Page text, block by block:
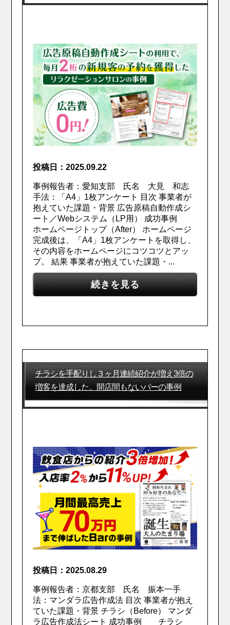
投稿日：2025.09.22
事例報告者：愛知支部 氏名 大見 和志
手法：「A4」1枚アンケート 目次 事業者が
抱えていた課題・背景 広告原稿自動作成シ
ート／Webシステム（LP用） 成功事例
ホームページトップ（After） ホームページ
完成後は、「A4」1枚アンケートを取得し、
その内容をホームページにコツコツとアッ
プ。 結果 事業者が抱えていた課題・...
続きを見る
チラシを手配りし３ヶ月連続紹介が増え3倍の
増客を達成した。開店間もないバーの事例
投稿日：2025.08.29
事例報告者：京都支部 氏名 振本一手
法：マンダラ広告作成法 目次 事業者が抱え
ていた課題・背景 チラシ（Before） マンダ
ラ広告作成法シート 成功事例 チラシ